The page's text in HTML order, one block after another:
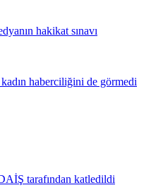
hakikat sınavı
haberciliğini de görmedi
tarafından katledildi